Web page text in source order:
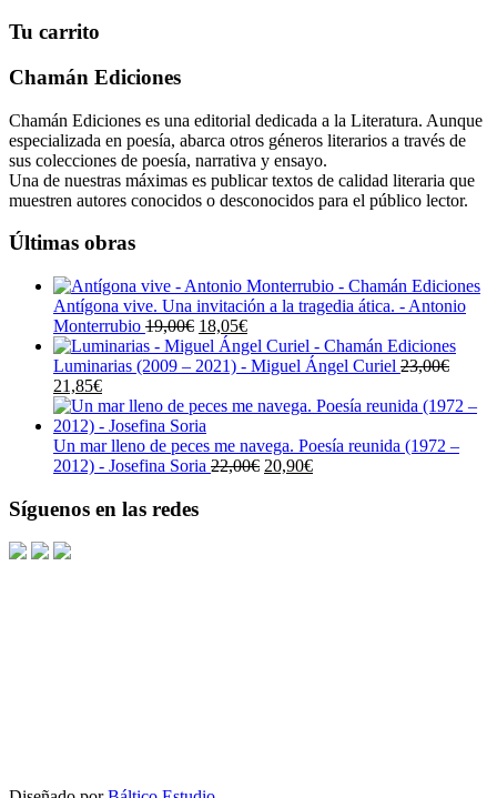
Tu carrito
Chamán Ediciones
Chamán Ediciones es una editorial dedicada a la Literatura. Aunque
especializada en poesía, abarca otros géneros literarios a través de
sus colecciones de poesía, narrativa y ensayo.
Una de nuestras máximas es publicar textos de calidad literaria que
muestren autores conocidos o desconocidos para el público lector.
Últimas obras
Antígona vive. Una invitación a la tragedia ática. - Antonio
Monterrubio 19,00€ El
precio
original
19,00€.
18,05€El
precio
actual
18,05€.
Luminarias (2009 – 2021) - Miguel Ángel Curiel 23,00€
El
precio
original
era:
23,00€.
21,85€El
precio
actual
es:
21,85€.
Un mar lleno de peces me navega. Poesía reunida (1972 –
2012) - Josefina Soria 22,00€ El
20,90€El
Síguenos en las redes